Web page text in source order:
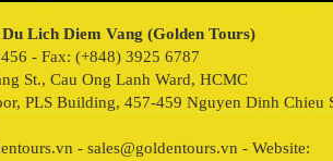
Lich Diem Vang (Golden Tours)
- Fax: (+848) 3925 6787
St., Cau Ong Lanh Ward, HCMC
PLS Building, 457-459 Nguyen Dinh Chieu
- sales@goldentours.vn - Website: